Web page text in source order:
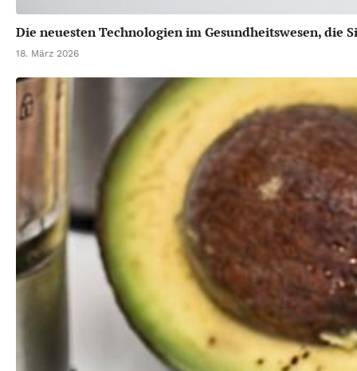
Die neuesten Technologien im Gesundheitswesen, die
18. März 2026